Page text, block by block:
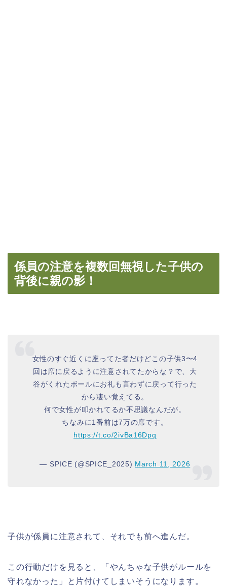
係員の注意を複数回無視した子供の
背後に親の影！
女性のすぐ近くに座ってた者だけどこの子供3〜4
回は席に戻るように注意されてたからな？で、大
谷がくれたボールにお礼も言わずに戻って行った
から凄い覚えてる。
何で女性が叩かれてるか不思議なんだが。
ちなみに1番前は7万の席です。
https://t.co/2ivBa16Dpq
— SPICE (@SPICE_2025) March 11, 2026
子供が係員に注意されて、それでも前へ進んだ。
この行動だけを見ると、「やんちゃな子供がルールを
守れなかった」と片付けてしまいそうになります。